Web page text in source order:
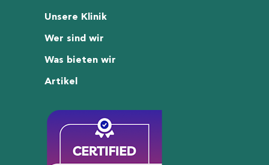
Unsere Klinik
Wer sind wir
Was bieten wir
Artikel